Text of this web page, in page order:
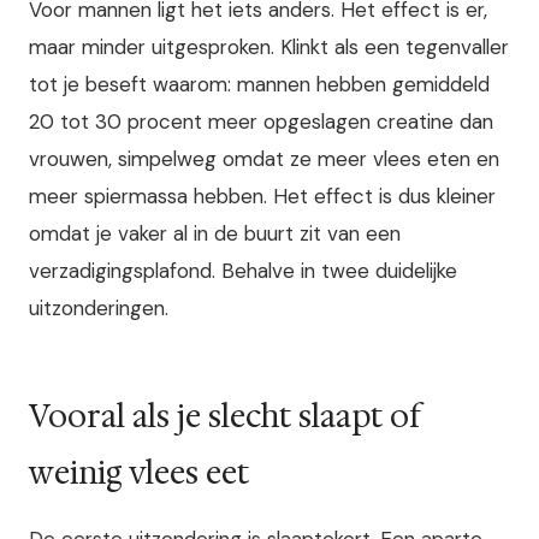
Voor mannen ligt het iets anders. Het effect is er,
maar minder uitgesproken. Klinkt als een tegenvaller
tot je beseft waarom: mannen hebben gemiddeld
20 tot 30 procent meer opgeslagen creatine dan
vrouwen, simpelweg omdat ze meer vlees eten en
meer spiermassa hebben. Het effect is dus kleiner
omdat je vaker al in de buurt zit van een
verzadigingsplafond. Behalve in twee duidelijke
uitzonderingen.
Vooral als je slecht slaapt of
weinig vlees eet